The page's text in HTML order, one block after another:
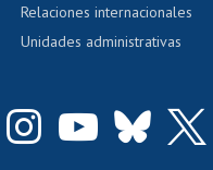
Relaciones internacionales
Unidades administrativas